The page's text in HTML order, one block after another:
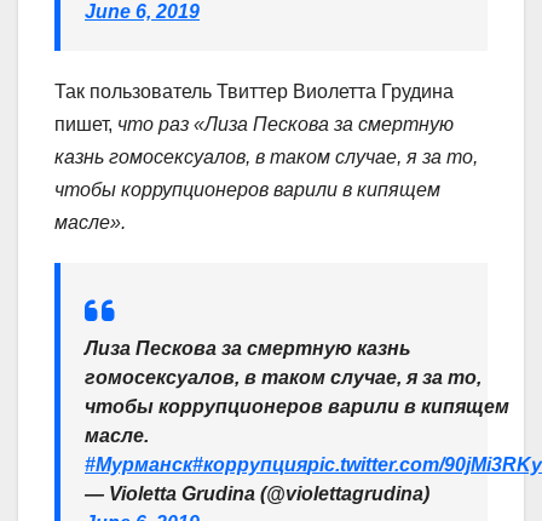
June 6, 2019
Так пользователь Твиттер Виолетта Грудина
пишет, что раз «Лиза Пескова за смертную
казнь гомосексуалов, в таком случае, я за то,
чтобы коррупционеров варили в кипящем
масле».
Лиза Пескова за смертную казнь
гомосексуалов, в таком случае, я за то,
чтобы коррупционеров варили в кипящем
масле.
#Мурманск#коррупцияpic.twitter.com/
— Violetta Grudina (@violettagrudina)